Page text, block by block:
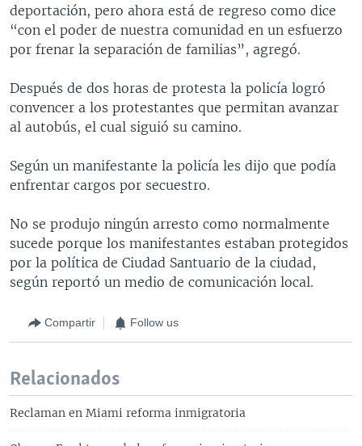
deportación, pero ahora está de regreso como dice
“con el poder de nuestra comunidad en un esfuerzo
por frenar la separación de familias”, agregó.
Después de dos horas de protesta la policía logró
convencer a los protestantes que permitan avanzar
al autobús, el cual siguió su camino.
Según un manifestante la policía les dijo que podía
enfrentar cargos por secuestro.
No se produjo ningún arresto como normalmente
sucede porque los manifestantes estaban protegidos
por la política de Ciudad Santuario de la ciudad,
según reportó un medio de comunicación local.
Compartir Follow us
Relacionados
Reclaman en Miami reforma inmigratoria